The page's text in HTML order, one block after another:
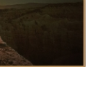
sofy,
i znacznie
warto
duże znaczenie.